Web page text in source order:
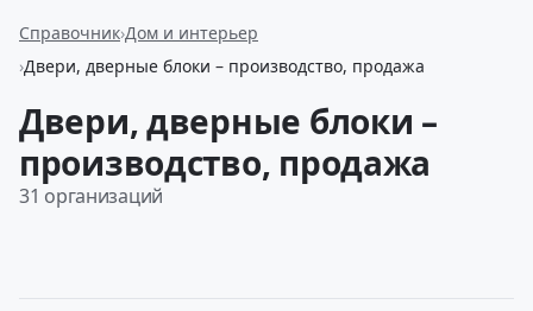
Справочник Дом и интерьер
Двери, дверные блоки – производство, продажа
Двери, дверные блоки –
производство, продажа
31 организаций